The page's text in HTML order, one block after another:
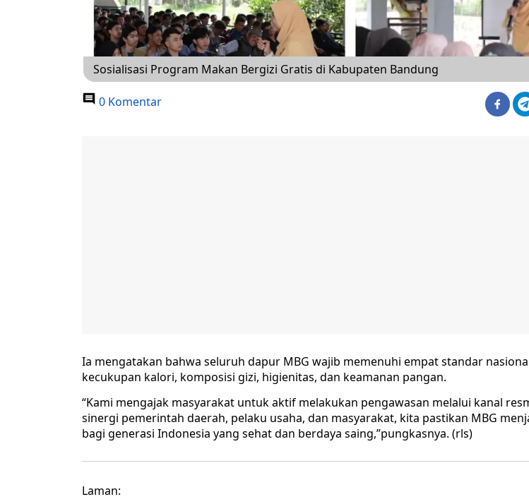
Sosialisasi Program Makan Bergizi Gratis di Kabupaten Bandung
0 Komentar
Ia mengatakan bahwa seluruh dapur MBG wajib memenuhi empat standar
kecukupan kalori, komposisi gizi, higienitas, dan keamanan pangan.
“Kami mengajak masyarakat untuk aktif melakukan pengawasan melalui kanal
sinergi pemerintah daerah, pelaku usaha, dan masyarakat, kita pastikan MBG
bagi generasi Indonesia yang sehat dan berdaya saing,”pungkasnya. (rls)
Laman: